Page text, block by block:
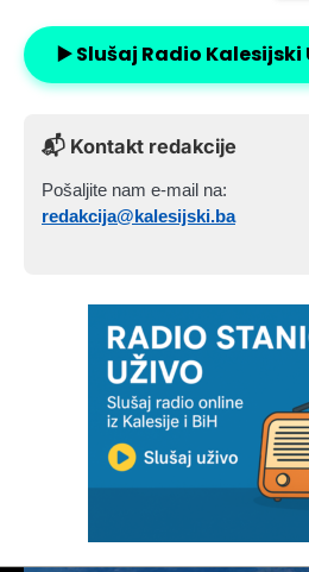
▶️ Slušaj Radio Kalesijski
📬 Kontakt redakcije
Pošaljite nam e-mail na:
redakcija@kalesijski.ba